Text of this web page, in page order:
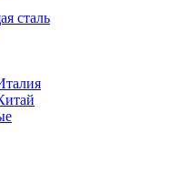
сталь